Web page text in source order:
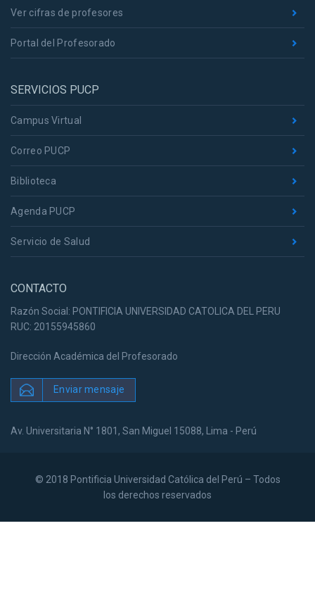
Ver cifras de profesores
Portal del Profesorado
SERVICIOS PUCP
Campus Virtual
Correo PUCP
Biblioteca
Agenda PUCP
Servicio de Salud
CONTACTO
Razón Social: PONTIFICIA UNIVERSIDAD CATOLICA DEL PERU
RUC: 20155945860
Dirección Académica del Profesorado
Enviar mensaje
Av. Universitaria N° 1801, San Miguel 15088, Lima - Perú
© 2018 Pontificia Universidad Católica del Perú – Todos
los derechos reservados